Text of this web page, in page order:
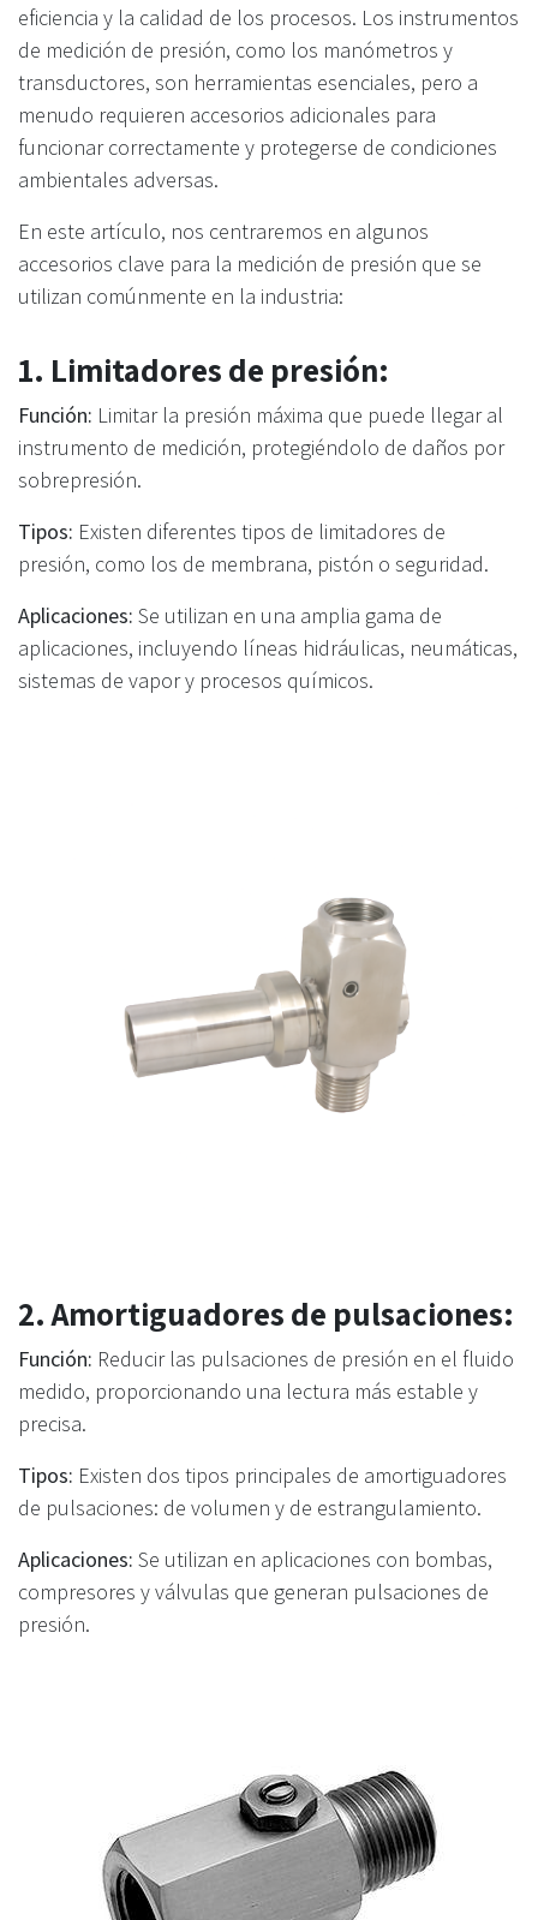
eficiencia y la calidad de los procesos. Los instrumentos
de medición de presión, como los manómetros y
transductores, son herramientas esenciales, pero a
menudo requieren accesorios adicionales para
funcionar correctamente y protegerse de condiciones
ambientales adversas.
En este artículo, nos centraremos en algunos
accesorios clave para la medición de presión que se
utilizan comúnmente en la industria:
1. Limitadores de presión:
Función: Limitar la presión máxima que puede llegar al
instrumento de medición, protegiéndolo de daños por
sobrepresión.
Tipos: Existen diferentes tipos de limitadores de
presión, como los de membrana, pistón o seguridad.
Aplicaciones: Se utilizan en una amplia gama de
aplicaciones, incluyendo líneas hidráulicas, neumáticas,
sistemas de vapor y procesos químicos.
2. Amortiguadores de pulsaciones:
Función: Reducir las pulsaciones de presión en el fluido
medido, proporcionando una lectura más estable y
precisa.
Tipos: Existen dos tipos principales de amortiguadores
de pulsaciones: de volumen y de estrangulamiento.
Aplicaciones: Se utilizan en aplicaciones con bombas,
compresores y válvulas que generan pulsaciones de
presión.